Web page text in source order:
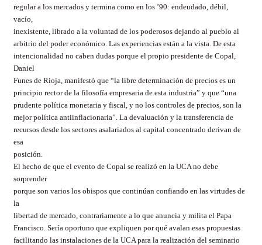
regular a los mercados y termina como en los ’90: endeudado, débil,
vacío,
inexistente, librado a la voluntad de los poderosos dejando al pueblo al
arbitrio del poder económico. Las experiencias están a la vista. De esta
intencionalidad no caben dudas porque el propio presidente de Copal,
Daniel
Funes de Rioja, manifestó que “la libre determinación de precios es un
principio rector de la filosofía empresaria de esta industria” y que “una
prudente política monetaria y fiscal, y no los controles de precios, son la
mejor política antiinflacionaria”. La devaluación y la transferencia de
recursos desde los sectores asalariados al capital concentrado derivan de
esa
posición.
El hecho de que el evento de Copal se realizó en la UCA no debe
sorprender
porque son varios los obispos que continúan confiando en las virtudes de
la
libertad de mercado, contrariamente a lo que anuncia y milita el Papa
Francisco. Sería oportuno que expliquen por qué avalan esas propuestas
facilitando las instalaciones de la UCA para la realización del seminario